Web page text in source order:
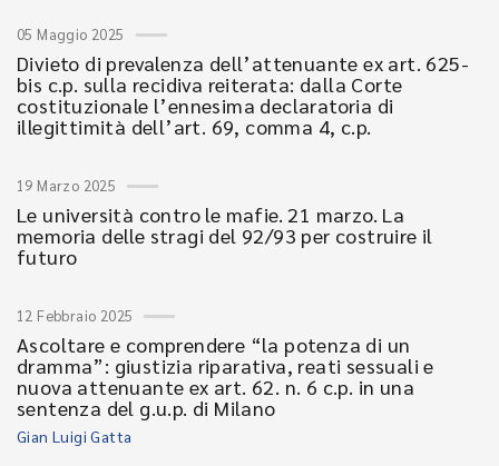
05 Maggio 2025
Divieto di prevalenza dell’attenuante ex art. 625-
bis c.p. sulla recidiva reiterata: dalla Corte
costituzionale l’ennesima declaratoria di
illegittimità dell’art. 69, comma 4, c.p.
19 Marzo 2025
Le università contro le mafie. 21 marzo. La
memoria delle stragi del 92/93 per costruire il
futuro
12 Febbraio 2025
Ascoltare e comprendere “la potenza di un
dramma”: giustizia riparativa, reati sessuali e
nuova attenuante ex art. 62. n. 6 c.p. in una
sentenza del g.u.p. di Milano
Gian Luigi Gatta